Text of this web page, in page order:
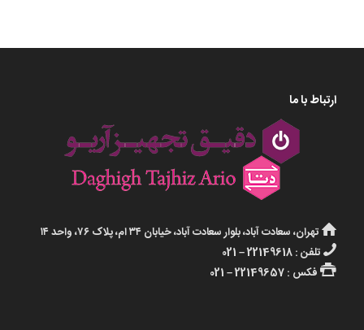
ارتباط با ما
تهران، سعادت آباد، بلوار سعادت آباد، خیابان ۳۴ ام، پلاک ۷۶، واحد ۱۴
تلفن : 22149618 – 021
فکس : 22149657 – 021